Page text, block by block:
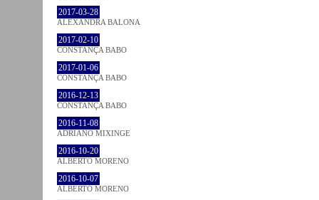
2017-03-28
ALEXANDRA BALONA
2017-02-10
CONSTANÇA BABO
2017-01-06
CONSTANÇA BABO
2016-12-13
CONSTANÇA BABO
2016-11-08
ADRIANO MIXINGE
2016-10-20
ALBERTO MORENO
2016-10-07
ALBERTO MORENO